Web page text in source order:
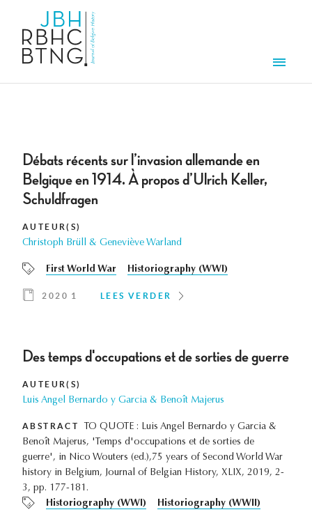
Débats récents sur l’invasion allemande en
Belgique en 1914. À propos d’Ulrich Keller,
Schuldfragen
AUTEUR(S)
Christoph Brüll & Geneviève Warland
First World War Historiography (WWI)
2020 1 LEES VERDER
Des temps d'occupations et de sorties de guerre
AUTEUR(S)
Luis Angel Bernardo y Garcia & Benoît Majerus
ABSTRACT
TO QUOTE : Luis Angel Bernardo y Garcia &
Benoît Majerus, 'Temps d'occupations et de sorties de
guerre', in Nico Wouters (ed.),75 years of Second World War
history in Belgium, Journal of Belgian History, XLIX, 2019, 2-
3, pp. 177-181.
Historiography (WWI)
Historiography (WWII)